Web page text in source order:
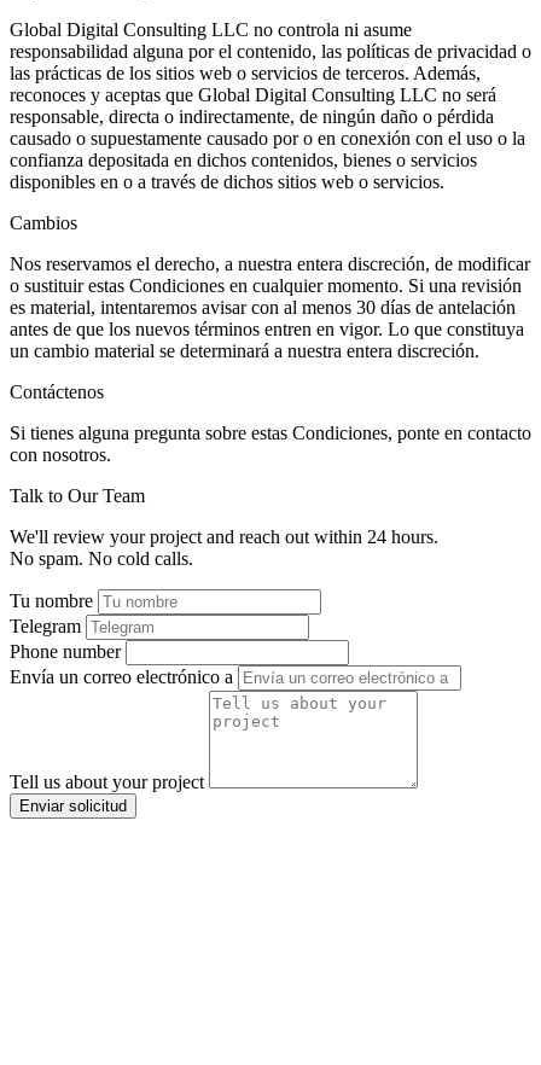
Global Digital Consulting LLC no controla ni asume
responsabilidad alguna por el contenido, las políticas de privacidad o
las prácticas de los sitios web o servicios de terceros. Además,
reconoces y aceptas que Global Digital Consulting LLC no será
responsable, directa o indirectamente, de ningún daño o pérdida
causado o supuestamente causado por o en conexión con el uso o la
confianza depositada en dichos contenidos, bienes o servicios
disponibles en o a través de dichos sitios web o servicios.
Cambios
Nos reservamos el derecho, a nuestra entera discreción, de modificar
o sustituir estas Condiciones en cualquier momento. Si una revisión
es material, intentaremos avisar con al menos 30 días de antelación
antes de que los nuevos términos entren en vigor. Lo que constituya
un cambio material se determinará a nuestra entera discreción.
Contáctenos
Si tienes alguna pregunta sobre estas Condiciones, ponte en contacto
con nosotros.
Talk to Our Team
We'll review your project and reach out within 24 hours.
No spam. No cold calls.
Tu nombre
Telegram
Phone number
Envía un correo electrónico a
Tell us about your project
Enviar solicitud